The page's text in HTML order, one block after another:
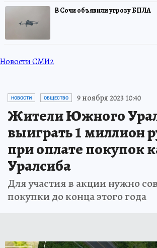
В Сочи объявили угрозу БПЛА
Новости СМИ2
НОВОСТИ ОБЩЕСТВО 9 ноября 2023 10:40
Жители Южного
выиграть 1 миллион
при оплате покупок
Уралсиба
Для участия в акции нужно
покупки до конца этого года